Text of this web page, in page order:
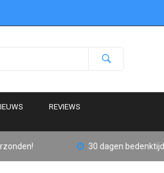
REVIEWS
30 dagen bedenktijd